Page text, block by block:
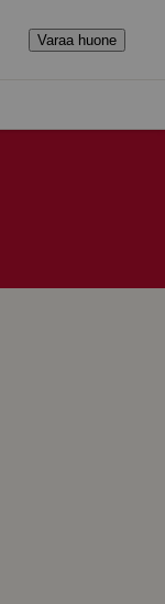
Varaa huone